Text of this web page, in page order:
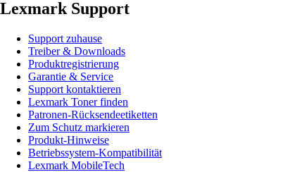
Lexmark Support
Support zuhause
Treiber & Downloads
Produktregistrierung
Garantie & Service
Support kontaktieren
Lexmark Toner finden
Patronen-Rücksendeetiketten
Zum Schutz markieren
Produkt-Hinweise
Betriebssystem-Kompatibilität
Lexmark MobileTech